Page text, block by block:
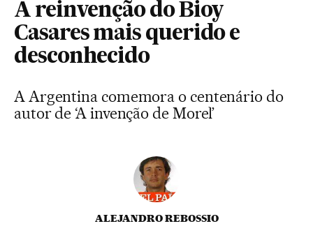
A reinvenção do Bioy
Casares mais querido e
desconhecido
A Argentina comemora o centenário do
autor de ‘A invenção de Morel’
ALEJANDRO REBOSSIO